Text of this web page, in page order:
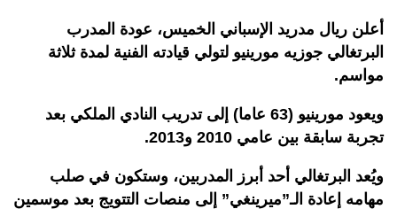
أعلن ريال مدريد الإسباني الخميس، عودة المدرب
البرتغالي جوزيه مورينيو لتولي قيادته الفنية لمدة ثلاثة
مواسم.
ويعود مورينيو (63 عاما) إلى تدريب النادي الملكي بعد
تجربة سابقة بين عامي 2010 و2013.
ويُعد البرتغالي أحد أبرز المدربين، وستكون في صلب
مهامه إعادة الـ”ميرينغي” إلى منصات التتويج بعد موسمين